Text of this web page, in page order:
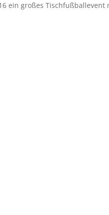
ein großes